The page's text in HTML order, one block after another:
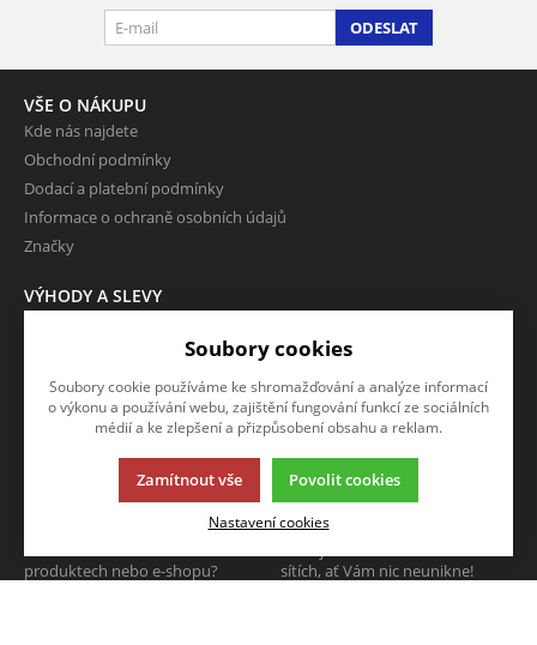
ODESLAT
VŠE O NÁKUPU
Kde nás najdete
Obchodní podmínky
Dodací a platební podmínky
Informace o ochraně osobních údajů
Značky
VÝHODY A SLEVY
O FIRMĚ
NAPIŠTE NÁM
produktech nebo e-shopu?
SLEDUJTE NÁS
sítích, ať Vám nic neunikne!
Soubory cookies
Soubory cookie používáme ke shromažďování a analýze informací
o výkonu a používání webu, zajištění fungování funkcí ze sociálních
médií a ke zlepšení a přizpůsobení obsahu a reklam.
Zamítnout vše Povolit cookies
Nastavení cookies